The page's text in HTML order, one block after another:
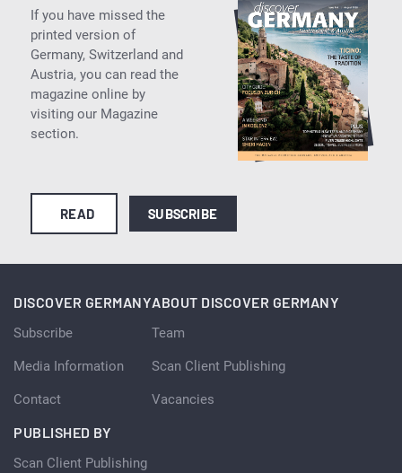
If you have missed the
printed version of
Germany, Switzerland and
Austria, you can read the
magazine online by
visiting our Magazine
section.
READ SUBSCRIBE
DISCOVER GERMANY
Subscribe
Media Information
Contact
ABOUT DISCOVER GERMANY
Team
Scan Client Publishing
Vacancies
PUBLISHED BY
Scan Client Publishing